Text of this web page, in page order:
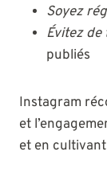
Soyez
Évitez
publiés
Instagram
et
et en